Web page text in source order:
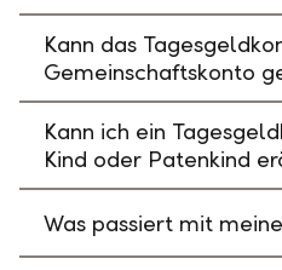
Kann das
Gemeinschaftskonto
Kann ich ein
Kind oder Patenkind
Was passiert mit